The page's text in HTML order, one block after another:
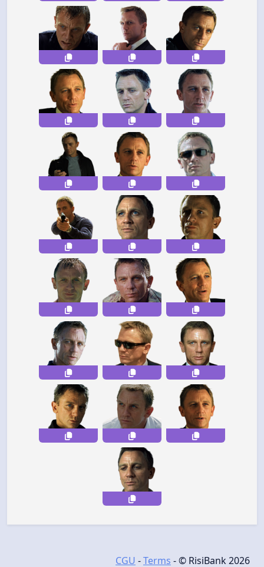
CGU -Terms - © RisiBank 2026